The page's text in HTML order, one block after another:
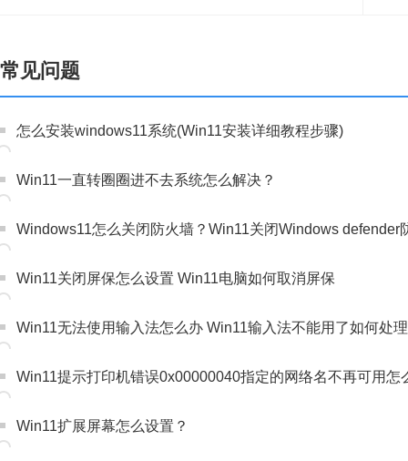
常见问题
怎么安装windows11系统(Win11安装详细教程步骤)
Win11一直转圈圈进不去系统怎么解决？
Windows11怎么关闭防火墙？Win11关闭Windows defender
Win11关闭屏保怎么设置 Win11电脑如何取消屏保
Win11无法使用输入法怎么办 Win11输入法不能用了如何处理
Win11提示打印机错误0x00000040指定的网络名不再可用怎
Win11扩展屏幕怎么设置？